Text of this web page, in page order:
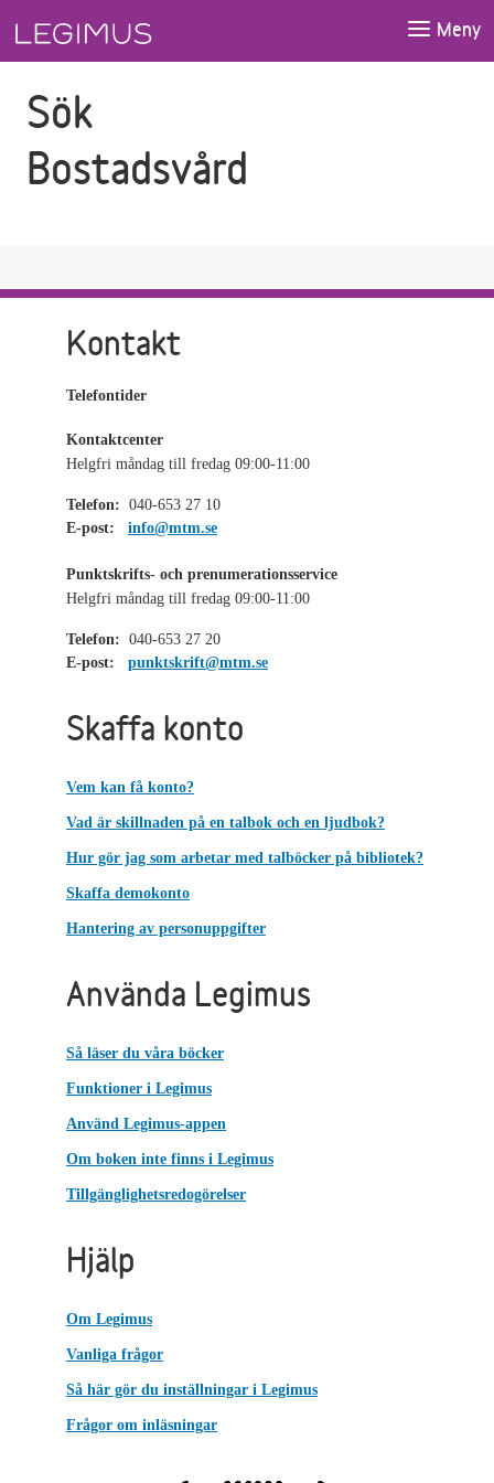
Meny
Sök
Bostadsvård
Kontakt
Telefontider
Kontaktcenter
Helgfri måndag till fredag 09:00-11:00
Telefon: 040-653 27 10
E-post:
info@mtm.se
Punktskrifts- och prenumerationsservice
Helgfri måndag till fredag 09:00-11:00
Telefon: 040-653 27 20
E-post:
punktskrift@mtm.se
Skaffa konto
Vem kan få konto?
Vad är skillnaden på en talbok och en ljudbok?
Hur gör jag som arbetar med talböcker på bibliotek?
Skaffa demokonto
Hantering av personuppgifter
Använda Legimus
Så läser du våra böcker
Funktioner i Legimus
Använd Legimus-appen
Om boken inte finns i Legimus
Tillgänglighetsredogörelser
Hjälp
Om Legimus
Vanliga frågor
Så här gör du inställningar i Legimus
Frågor om inläsningar